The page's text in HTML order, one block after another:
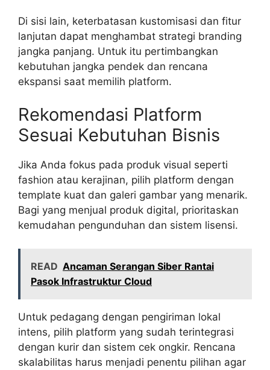
Di sisi lain, keterbatasan kustomisasi dan fitur
lanjutan dapat menghambat strategi branding
jangka panjang. Untuk itu pertimbangkan
kebutuhan jangka pendek dan rencana
ekspansi saat memilih platform.
Rekomendasi Platform
Sesuai Kebutuhan Bisnis
Jika Anda fokus pada produk visual seperti
fashion atau kerajinan, pilih platform dengan
template kuat dan galeri gambar yang menarik.
Bagi yang menjual produk digital, prioritaskan
kemudahan pengunduhan dan sistem lisensi.
READ Ancaman Serangan Siber Rantai
Pasok Infrastruktur Cloud
Untuk pedagang dengan pengiriman lokal
intens, pilih platform yang sudah terintegrasi
dengan kurir dan sistem cek ongkir. Rencana
skalabilitas harus menjadi penentu pilihan agar